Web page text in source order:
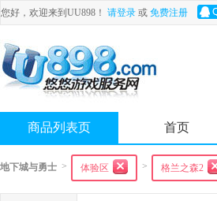
您好，欢迎来到UU898！ 请登录 或 免费注册
商品列表页 首页
地下城与勇士 > 体验区 > 格兰之森2